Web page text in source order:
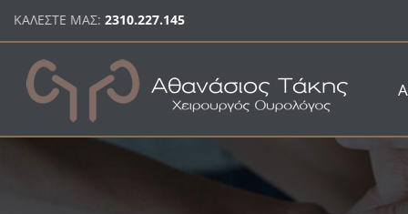
ΚΑΛΕΣΤΕ ΜΑΣ: 2310.227.145